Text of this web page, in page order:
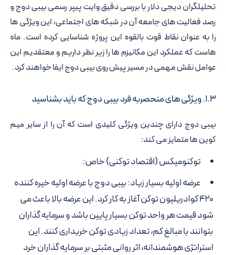
تحلیلگران دیجی دلار با بررسی دقیق وایت پیپر رسمی بیبی دوج و
رصد فعالیت های جامعه آن در شبکه های اجتماعی، این ویژگی ها
را به عنوان نقاط قوت بالقوه این پروژه شناسایی کرده است. ماه
هاست که عملکرد این مکانیزم ها را زیر نظر داریم و معتقدیم این
عوامل نقش مهمی در مسیر پیش روی بیبی دوج ایفا خواهند کرد.
۱.۳. ویژگی های منحصربه فرد بیبی دوج که باید بشناسید
بیبی دوج دارای چندین ویژگی کلیدی است که آن را از سایر میم
کوین ها متمایز می کند:
توکنومیکس (اقتصاد توکنی) خاص:
عرضه اولیه بسیار زیاد:بیبی دوج با عرضه اولیه خیره کننده
۴۲۰ کوادریلیون توکن آغاز به کار کرد. این عرضه بالا باعث می
شود قیمت هر واحد توکن بسیار پایین باشد و سرمایه گذاران
بتوانند با مبالغ کم، تعداد زیادی توکن خریداری کنند. این
استراتژی هوشمندانه، اثر روانی مثبتی بر سرمایه گذاران خرد